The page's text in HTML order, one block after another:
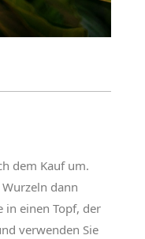
dem Kauf um.
dann
in einen Topf, der
verwenden Sie